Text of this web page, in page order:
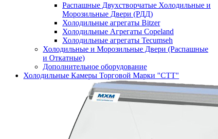
Распашные Двухстворчатые Холодильные и
Морозильные Двери (РДД)
Холодильные агрегаты Bitzer
Холодильные Агрегаты Copeland
Холодильные агрегаты Tecumseh
Холодильные и Морозильные Двери (Распашные
и Откатные)
Дополнительное оборудование
Холодильные Камеры Торговой Марки "СТТ"